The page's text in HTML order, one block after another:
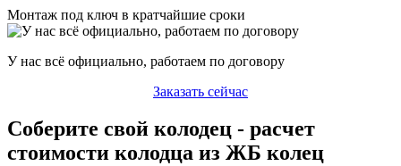
Монтаж под ключ в кратчайшие сроки
У нас всё официально, работаем по договору
Заказать сейчас
Соберите свой колодец - расчет
стоимости колодца из ЖБ колец